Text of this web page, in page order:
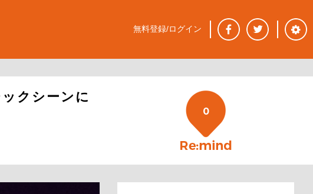
クシーンに
0
無料登録/ログイン